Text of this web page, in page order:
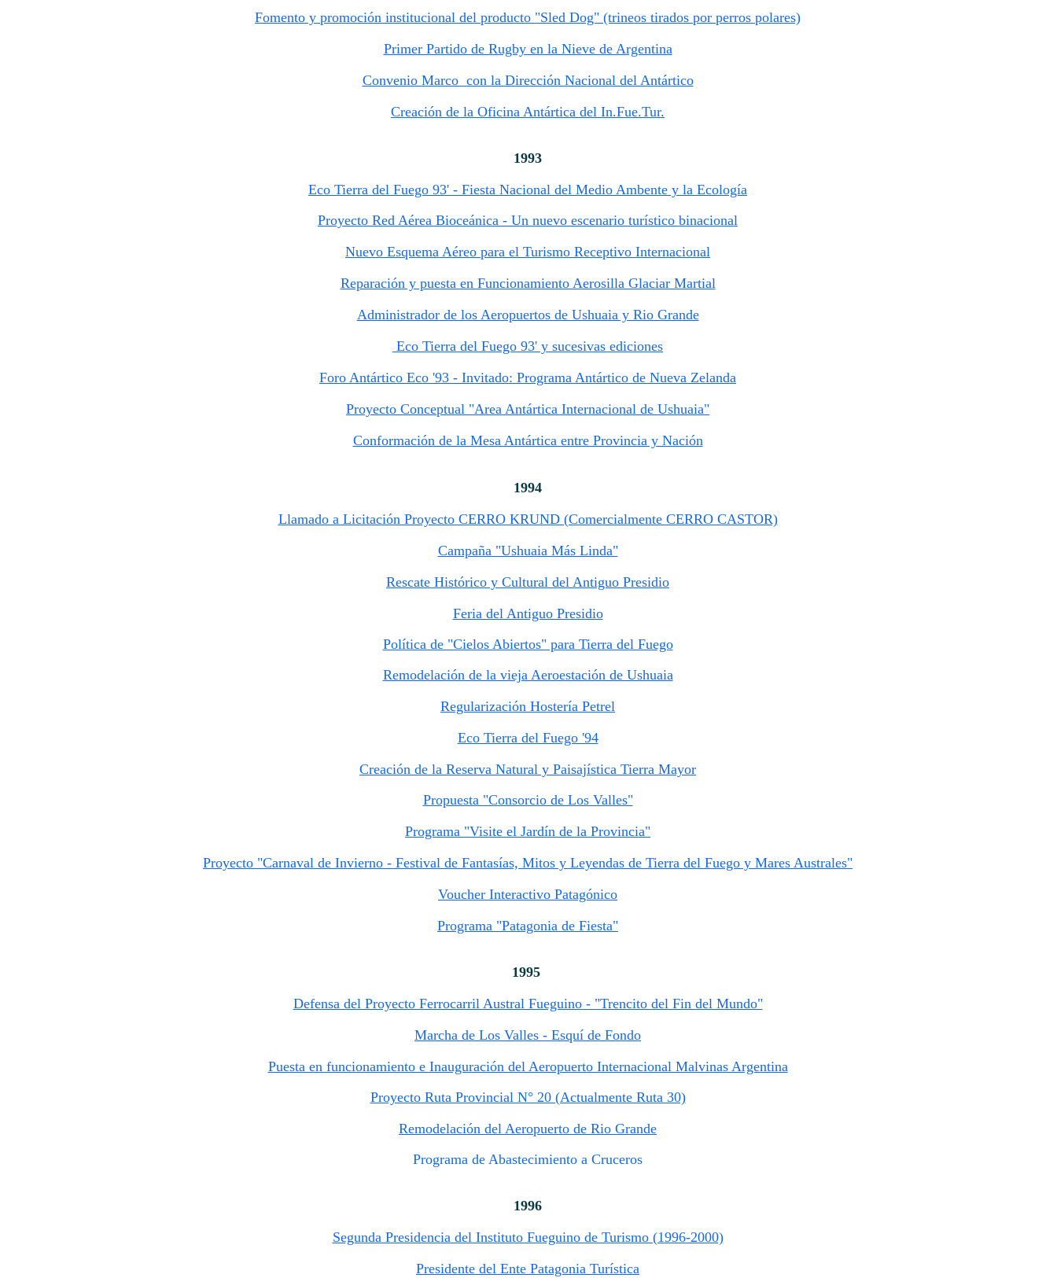
Fomento y promoción institucional del producto "Sled Dog" (trineos tirados por perros polares)
Primer Partido de Rugby en la Nieve de Argentina
Convenio Marco con la Dirección Nacional del Antártico
Creación de la Oficina Antártica del In.Fue.Tur.
1993
Eco Tierra del Fuego 93' - Fiesta Nacional del Medio Ambente y la Ecología
Proyecto Red Aérea Bioceánica - Un nuevo escenario turístico binacional
Nuevo Esquema Aéreo para el Turismo Receptivo Internacional
Reparación y puesta en Funcionamiento Aerosilla Glaciar Martial
Administrador de los Aeropuertos de Ushuaia y Rio Grande
Eco Tierra del Fuego 93' y sucesivas ediciones
Foro Antártico Eco '93 - Invitado: Programa Antártico de Nueva Zelanda
Proyecto Conceptual "Area Antártica Internacional de Ushuaia"
Conformación de la Mesa Antártica entre Provincia y Nación
1994
Llamado a Licitación Proyecto CERRO KRUND (Comercialmente CERRO CASTOR)
Campaña "Ushuaia Más Linda"
Rescate Histórico y Cultural del Antiguo Presidio
Feria del Antiguo Presidio
Política de "Cielos Abiertos" para Tierra del Fuego
Remodelación de la vieja Aeroestación de Ushuaia
Regularización Hostería Petrel
Eco Tierra del Fuego '94
Creación de la Reserva Natural y Paisajística Tierra Mayor
Propuesta "Consorcio de Los Valles"
Programa "Visite el Jardín de la Provincia"
Proyecto "Carnaval de Invierno - Festival de Fantasías, Mitos y Leyendas de Tierra del Fuego y Mares Australes"
Voucher Interactivo Patagónico
Programa "Patagonia de Fiesta"
1995
Defensa del Proyecto Ferrocarril Austral Fueguino - "Trencito del Fin del Mundo"
Marcha de Los Valles - Esquí de Fondo
Puesta en funcionamiento e Inauguración del Aeropuerto Internacional Malvinas Argentina
Proyecto Ruta Provincial N° 20 (Actualmente Ruta 30)
Remodelación del Aeropuerto de Rio Grande
Programa de Abastecimiento a Cruceros
1996
Segunda Presidencia del Instituto Fueguino de Turismo (1996-2000)
Presidente del Ente Patagonia Turística